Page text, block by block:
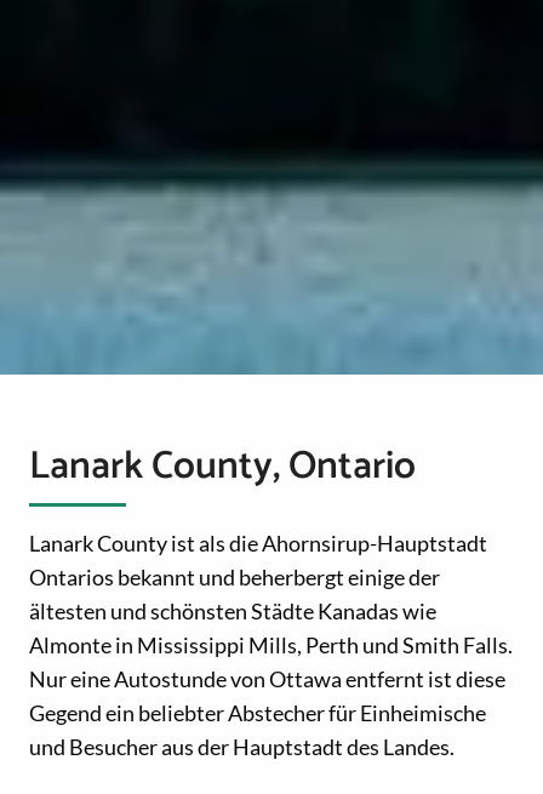
Lanark County, Ontario
Lanark County ist als die Ahornsirup-Hauptstadt
Ontarios bekannt und beherbergt einige der
ältesten und schönsten Städte Kanadas wie
Almonte in Mississippi Mills, Perth und Smith Falls.
Nur eine Autostunde von Ottawa entfernt ist diese
Gegend ein beliebter Abstecher für Einheimische
und Besucher aus der Hauptstadt des Landes.